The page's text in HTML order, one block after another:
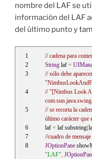
nombre del LAF se
información del LAF
del último punto y
// cadena para
String laf =
// sólo debe
// "[Nimbus Look
// se recorta la
último carácter que
laf = laf.substring(
//cuadro de
JOptionPane.
"LAF",